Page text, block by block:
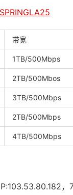
SPRINGLA25
带宽
1TB/500Mbps
2TB/500Mbos
3TB/500Mbps
2TB/500Mbps
4TB/500Mbps
，7